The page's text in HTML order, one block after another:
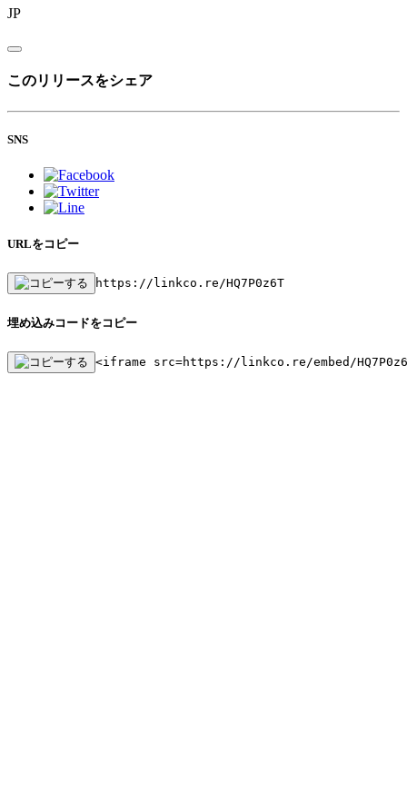
JP
このリリースをシェア
SNS
URLをコピー
https://linkco.re/HQ7P0z6T
埋め込みコードをコピー
<iframe src=https://linkco.re/embed/